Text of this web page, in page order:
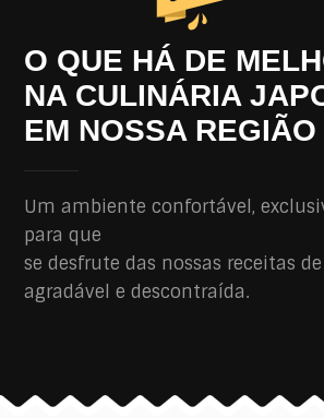
O QUE HÁ DE
NA CULINÁRIA
EM NOSSA REGIÃO
Um ambiente confortável,
para que
se desfrute das nossas receitas
agradável e descontraída.